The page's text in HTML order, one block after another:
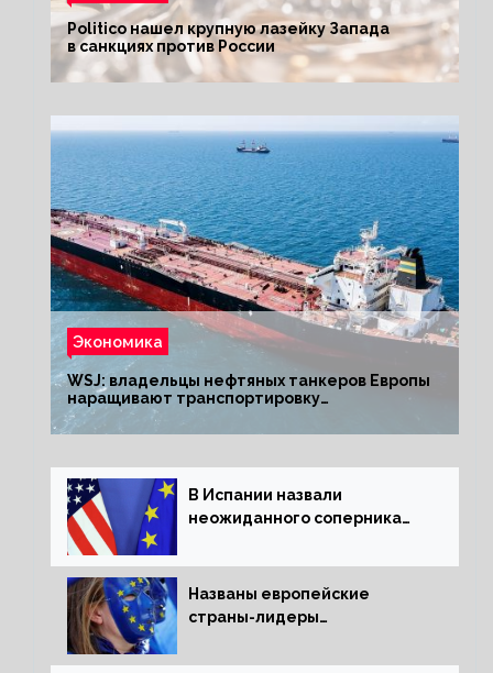
Politico нашел крупную лазейку Запада
в санкциях против России
Экономика
WSJ: владельцы нефтяных танкеров Европы
наращивают транспортировку
из РФ до санкций
В Испании назвали
неожиданного соперника
Названы европейские
страны-лидеры
активов